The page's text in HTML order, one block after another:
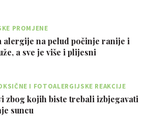
PROMJENE
alergije na pelud počinje ranije i
a sve je više i plijesni
I FOTOALERGIJSKE REAKCIJE
zbog kojih biste trebali izbjegavati
suncu